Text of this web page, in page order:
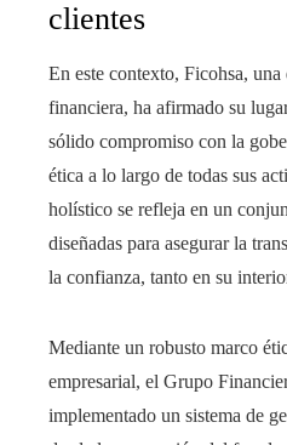
clientes
En este contexto, Ficohsa, una
financiera, ha afirmado su
sólido compromiso con la
ética a lo largo de todas sus
holístico se refleja en un
diseñadas para asegurar la
la confianza, tanto en su
Mediante un robusto marco
empresarial, el Grupo
implementado un sistema de